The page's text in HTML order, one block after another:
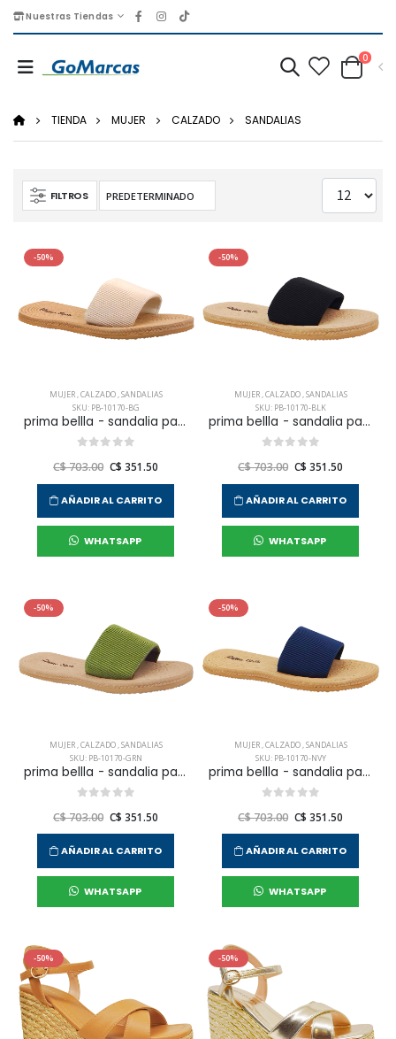
Nuestras Tiendas
0
TIENDA MUJER CALZADO SANDALIAS
FILTROS
-50%
MUJER,CALZADO,SANDALIAS
SKU: PB-10170-BG
prima bellla - sandalia paradise para mujer
C$ 703.00 C$ 351.50
AÑADIR AL CARRITO
WHATSAPP
-50%
MUJER,CALZADO,SANDALIAS
SKU: PB-10170-BLK
prima bellla - sandalia paradise para mujer
C$ 703.00 C$ 351.50
AÑADIR AL CARRITO
WHATSAPP
-50%
MUJER,CALZADO,SANDALIAS
SKU: PB-10170-GRN
prima bellla - sandalia paradise para mujer
C$ 703.00 C$ 351.50
AÑADIR AL CARRITO
WHATSAPP
-50%
MUJER,CALZADO,SANDALIAS
SKU: PB-10170-NVY
prima bellla - sandalia paradise para mujer
C$ 703.00 C$ 351.50
AÑADIR AL CARRITO
WHATSAPP
-50% -50%